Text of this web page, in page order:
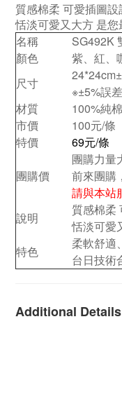
質感棉柔 可愛插圖設
恬淡可愛又大方 是您
名稱
SG492K
顏色
紫、紅、
尺寸
24*24cm
※±5%誤
材質
100%純
市價
100元/條
特價
69元/條
團購價
團購力量
前來團購，
請與本站
說明
質感棉柔
恬淡可愛
特色
柔軟舒適
台日技術
Additional Details